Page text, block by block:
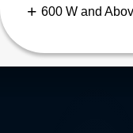
600 W and